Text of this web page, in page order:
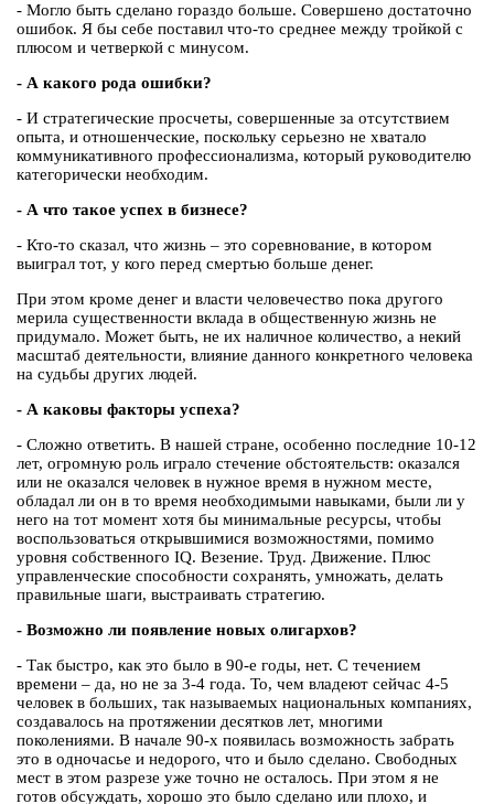
- Могло быть сделано гораздо больше. Совершено достаточно
ошибок. Я бы себе поставил что-то среднее между тройкой с
плюсом и четверкой с минусом.
- А какого рода ошибки?
- И стратегические просчеты, совершенные за отсутствием
опыта, и отношенческие, поскольку серьезно не хватало
коммуникативного профессионализма, который руководителю
категорически необходим.
- А что такое успех в бизнесе?
- Кто-то сказал, что жизнь – это соревнование, в котором
выиграл тот, у кого перед смертью больше денег.
При этом кроме денег и власти человечество пока другого
мерила существенности вклада в общественную жизнь не
придумало. Может быть, не их наличное количество, а некий
масштаб деятельности, влияние данного конкретного человека
на судьбы других людей.
- А каковы факторы успеха?
- Сложно ответить. В нашей стране, особенно последние 10-12
лет, огромную роль играло стечение обстоятельств: оказался
или не оказался человек в нужное время в нужном месте,
обладал ли он в то время необходимыми навыками, были ли у
него на тот момент хотя бы минимальные ресурсы, чтобы
воспользоваться открывшимися возможностями, помимо
уровня собственного IQ. Везение. Труд. Движение. Плюс
управленческие способности сохранять, умножать, делать
правильные шаги, выстраивать стратегию.
- Возможно ли появление новых олигархов?
- Так быстро, как это было в 90-е годы, нет. С течением
времени – да, но не за 3-4 года. То, чем владеют сейчас 4-5
человек в больших, так называемых национальных компаниях,
создавалось на протяжении десятков лет, многими
поколениями. В начале 90-х появилась возможность забрать
это в одночасье и недорого, что и было сделано. Свободных
мест в этом разрезе уже точно не осталось. При этом я не
готов обсуждать, хорошо это было сделано или плохо, и